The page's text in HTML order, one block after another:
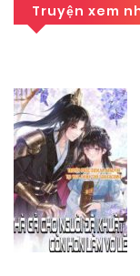
Truyện xem